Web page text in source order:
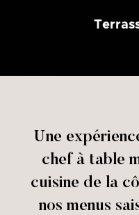
Une
chef à table
cuisine de la
nos menus